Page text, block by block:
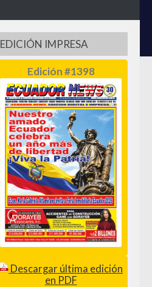
EDICIÓN IMPRESA
Edición #1398
Descargar última edición
en PDF